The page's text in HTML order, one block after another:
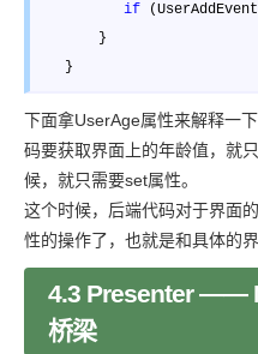
if
       }
   }
下面拿UserAge属性来解释一
码要获取界面上的年龄值，就
候，就只需要set属性。
这个时候，后端代码对于界面
性的操作了，也就是和具体的
4.3 Presenter ——
桥梁